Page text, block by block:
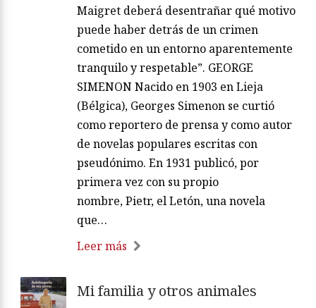
Maigret deberá desentrañar qué motivo
puede haber detrás de un crimen
cometido en un entorno aparentemente
tranquilo y respetable”. GEORGE
SIMENON Nacido en 1903 en Lieja
(Bélgica), Georges Simenon se curtió
como reportero de prensa y como autor
de novelas populares escritas con
pseudónimo. En 1931 publicó, por
primera vez con su propio
nombre, Pietr, el Letón, una novela
que…
Leer más
Mi familia y otros animales